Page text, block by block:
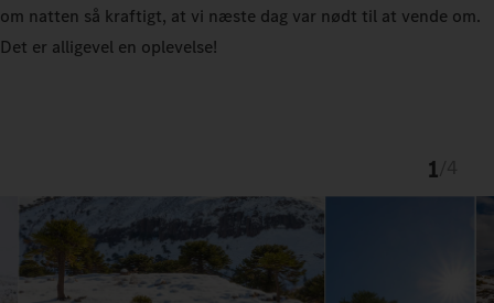
om natten så kraftigt, at vi næste dag var nødt til at vende om.
Det er alligevel en oplevelse!
1